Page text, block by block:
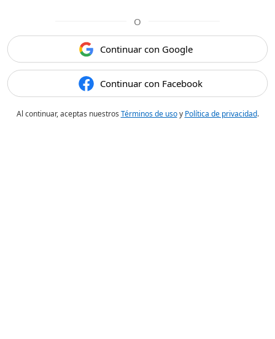
O
Continuar con Google
Continuar con Facebook
Al continuar, aceptas nuestros Términos de usoy Política de privacidad.